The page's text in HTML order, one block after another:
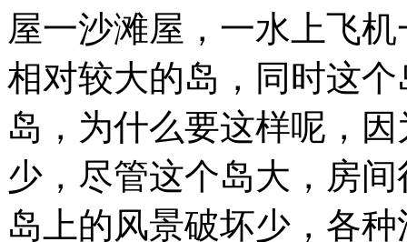
屋一沙滩屋，一水上飞
相对较大的岛，同时这
岛，为什么要这样呢，
少，尽管这个岛大，房
岛上的风景破坏少，各